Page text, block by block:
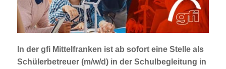
Jobportal
Presse und Medien
bbw e. V.
In der gfi Mittelfranken ist ab soforteine Stelle als
Schülerbetreuer (m/w/d) in der Schulbegleitung in